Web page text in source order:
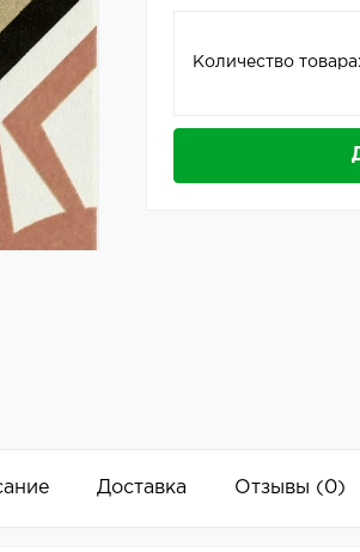
Количество товара:
Доставка Отзывы (0)